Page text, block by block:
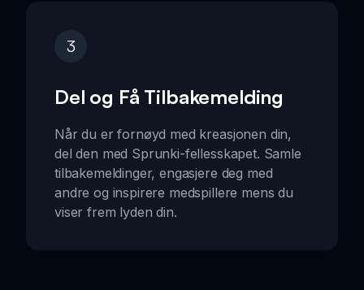
3
Del og Få Tilbakemelding
Når du er fornøyd med kreasjonen din,
del den med Sprunki-fellesskapet. Samle
tilbakemeldinger, engasjere deg med
andre og inspirere medspillere mens du
viser frem lyden din.